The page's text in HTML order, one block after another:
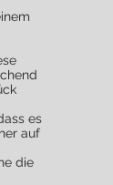
es
auf
die